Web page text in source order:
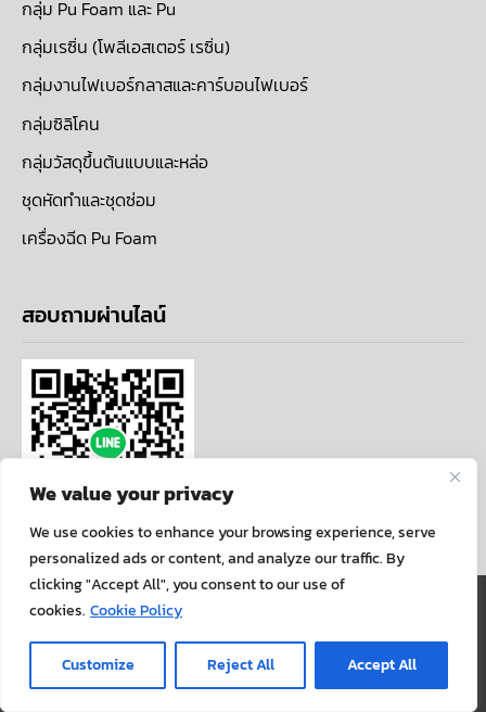
We value your privacy
We use cookies to enhance your browsing experience, serve
personalized ads or content, and analyze our traffic. By
clicking "Accept All", you consent to our use of
cookies. Cookie Policy
Customize Reject All Accept All
กลุ่ม Pu Foam และ Pu
กลุ่มเรซิ่น (โพลีเอสเตอร์ เรซิ่น)
กลุ่มงานไฟเบอร์กลาสและคาร์บอนไฟเบอร์
กลุ่มซิลิโคน
กลุ่มวัสดุขึ้นต้นแบบและหล่อ
ชุดหัดทำและชุดซ่อม
เครื่องฉีด Pu Foam
สอบถามผ่านไลน์
COPYRIGHT ©ALLARTCENTER . ALL RIGHTS
RESERVED.
นโยบายความเป็นส่วนตัว